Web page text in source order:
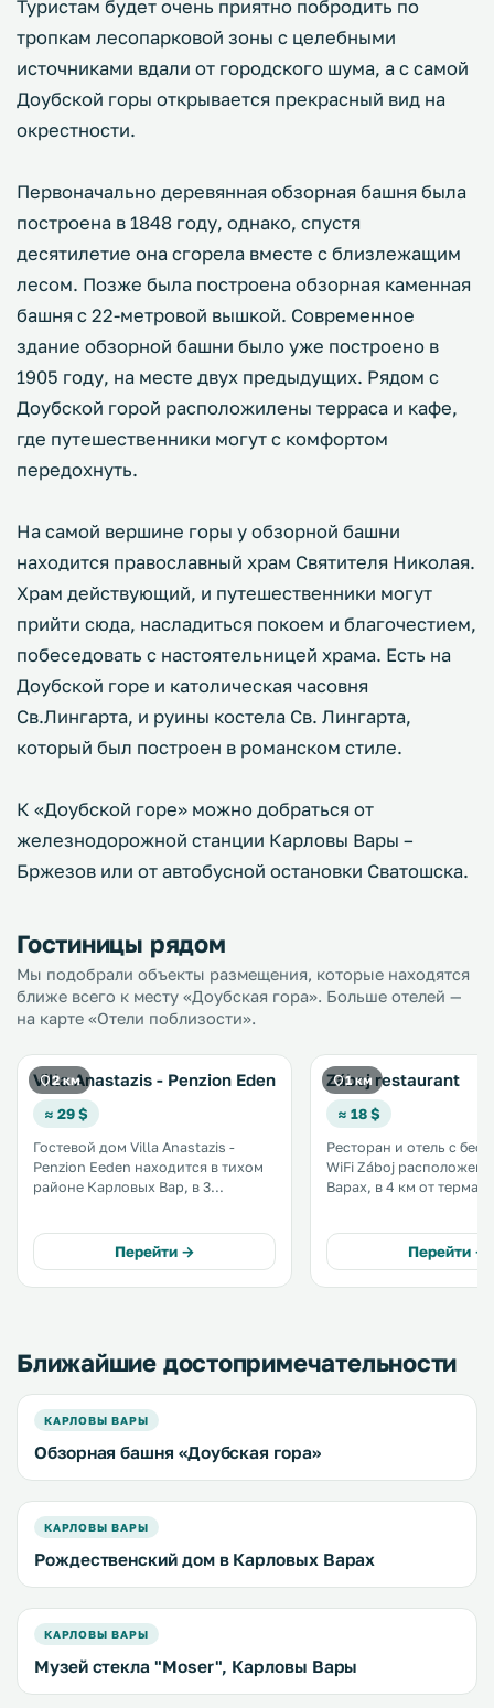
Туристам будет очень приятно побродить по
тропкам лесопарковой зоны с целебными
источниками вдали от городского шума, а с самой
Доубской горы открывается прекрасный вид на
окрестности.
Первоначально деревянная обзорная башня была
построена в 1848 году, однако, спустя
десятилетие она сгорела вместе с близлежащим
лесом. Позже была построена обзорная каменная
башня с 22-метровой вышкой. Современное
здание обзорной башни было уже построено в
1905 году, на месте двух предыдущих. Рядом с
Доубской горой расположилены терраса и кафе,
где путешественники могут с комфортом
передохнуть.
На самой вершине горы у обзорной башни
находится православный храм Святителя Николая.
Храм действующий, и путешественники могут
прийти сюда, насладиться покоем и благочестием,
побеседовать с настоятельницей храма. Есть на
Доубской горе и католическая часовня
Св.Лингарта, и руины костела Св. Лингарта,
который был построен в романском стиле.
К «Доубской горе» можно добраться от
железнодорожной станции Карловы Вары –
Бржезов или от автобусной остановки Сватошска.
Гостиницы рядом
Мы подобрали объекты размещения, которые находятся
ближе всего к месту «Доубская гора». Больше отелей —
на карте «Отели поблизости».
2 км
Villa Anastazis - Penzion Eden
≈ 29 $
Гостевой дом Villa Anastazis -
Penzion Eeden находится в тихом
районе Карловых Вар, в 3
гостей номера с ванной комнатой,
холодильником и телевизором с
плоским экраном. .
Перейти →
1 км
Záboj restaurant
≈ 18 $
Ресторан и отель с
WiFi Záboj расположен
Варах, в 4 км от
Перейти →
Ближайшие достопримечательности
КАРЛОВЫ ВАРЫ
Обзорная башня «Доубская гора»
КАРЛОВЫ ВАРЫ
Рождественский дом в Карловых Варах
КАРЛОВЫ ВАРЫ
Музей стекла "Moser", Карловы Вары